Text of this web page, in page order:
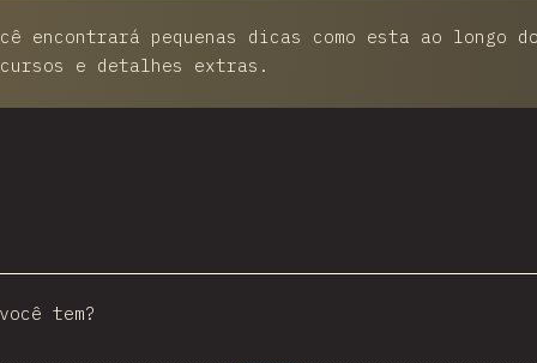
Ecuador
Croatia
Greece
encontrará pequenas dicas como esta ao longo
e detalhes extras.
tem?